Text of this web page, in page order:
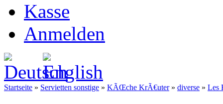
Kasse
Anmelden
Startseite » Servietten sonstige » KÃŒche KrÃ€uter» diverse » Les